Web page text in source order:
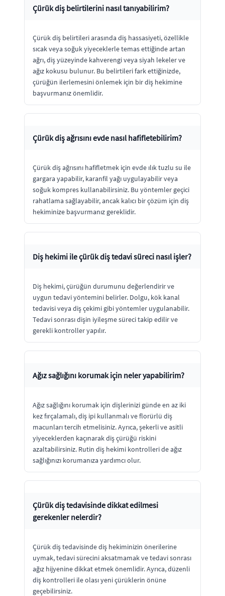
Çürük diş belirtilerini nasıl tanıyabilirim?
Çürük diş belirtileri arasında diş hassasiyeti, özellikle
sıcak veya soğuk yiyeceklerle temas ettiğinde artan
ağrı, diş yüzeyinde kahverengi veya siyah lekeler ve
ağız kokusu bulunur. Bu belirtileri fark ettiğinizde,
çürüğün ilerlemesini önlemek için bir diş hekimine
başvurmanız önemlidir.
Çürük diş ağrısını evde nasıl hafifletebilirim?
Çürük diş ağrısını hafifletmek için evde ılık tuzlu su ile
gargara yapabilir, karanfil yağı uygulayabilir veya
soğuk kompres kullanabilirsiniz. Bu yöntemler geçici
rahatlama sağlayabilir, ancak kalıcı bir çözüm için diş
hekiminize başvurmanız gereklidir.
Diş hekimi ile çürük diş tedavi süreci nasıl işler?
Diş hekimi, çürüğün durumunu değerlendirir ve
uygun tedavi yöntemini belirler. Dolgu, kök kanal
tedavisi veya diş çekimi gibi yöntemler uygulanabilir.
Tedavi sonrası dişin iyileşme süreci takip edilir ve
gerekli kontroller yapılır.
Ağız sağlığını korumak için neler yapabilirim?
Ağız sağlığını korumak için dişlerinizi günde en az iki
kez fırçalamalı, diş ipi kullanmalı ve florürlü diş
macunları tercih etmelisiniz. Ayrıca, şekerli ve asitli
yiyeceklerden kaçınarak diş çürüğü riskini
azaltabilirsiniz. Rutin diş hekimi kontrolleri de ağız
sağlığınızı korumanıza yardımcı olur.
Çürük diş tedavisinde dikkat edilmesi
gerekenler nelerdir?
Çürük diş tedavisinde diş hekiminizin önerilerine
uymak, tedavi sürecini aksatmamak ve tedavi sonrası
ağız hijyenine dikkat etmek önemlidir. Ayrıca, düzenli
diş kontrolleri ile olası yeni çürüklerin önüne
geçebilirsiniz.